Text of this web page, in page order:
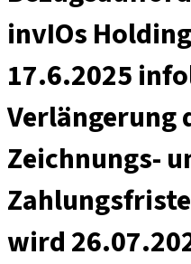
invIOs
17.6.2025
Verlängerung
Zeichnungs-
wird